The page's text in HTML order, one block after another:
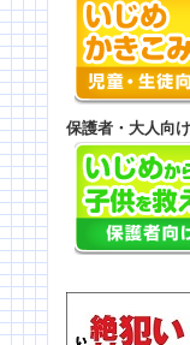
保護者・大人向